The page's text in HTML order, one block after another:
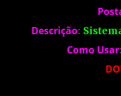
Descrição:
Como Usar: